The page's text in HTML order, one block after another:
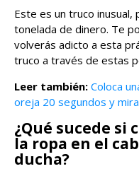
Este es un truco
tonelada de dinero. Te
volverás adicto a esta
truco a través de estas
Leer también: Coloca
oreja 20 segundos y
¿Qué sucede si
la ropa en el
ducha?